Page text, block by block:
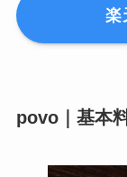
楽
povo｜基本